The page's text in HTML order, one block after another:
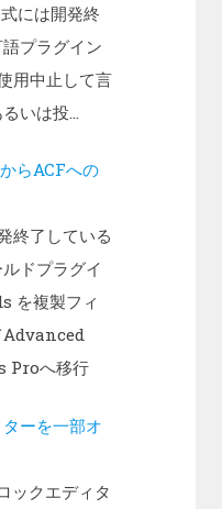
には開発終
プラグイン
中止して言
いは投...
らACFへの
終了している
ドプラグイ
を複製フィ
Advanced
Proへ移行
ーを一部オ
ックエディタ